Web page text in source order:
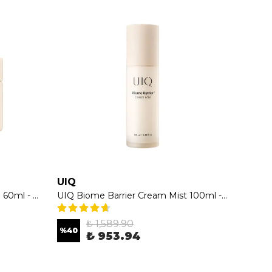
UIQ Biome Barrier Soft Cream 60ml - Mikrobiyom Dostu Hafif Nemlendirici Krem
UIQ
UIQ Biome Barrier Cream Mist 100ml - Yoğun Nemlendirici & Bariyer Onarıcı Krem Mist
%40
₺ 1,589.90
₺ 953.94